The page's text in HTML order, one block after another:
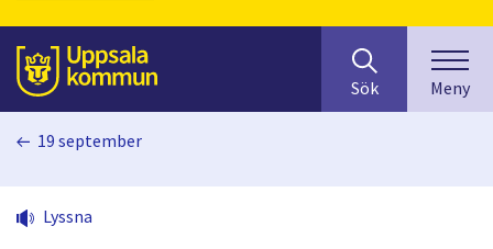
Till sidans
huvudinnehåll
efter
innehåll
på
Sök Meny
19 september
Lyssna